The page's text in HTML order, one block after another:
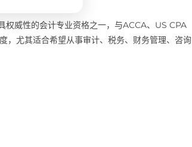
威性的会计专业资格之一，与ACCA、US CPA
，尤其适合希望从事审计、税务、财务管理、咨询